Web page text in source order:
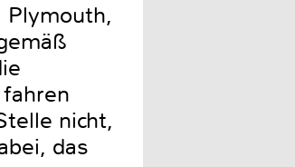
nicht,
das